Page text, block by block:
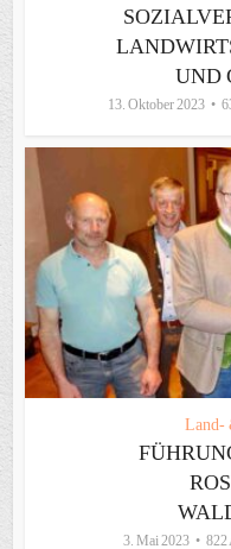
UND
13. Oktober 2023
Land-
3. Mai 2023 822